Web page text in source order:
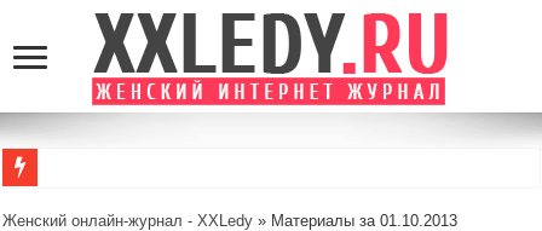
Женский онлайн-журнал - XXLedy » Материалы за 01.10.2013